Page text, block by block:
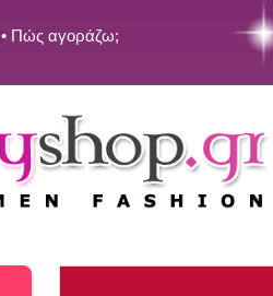
• Πώς αγοράζω;